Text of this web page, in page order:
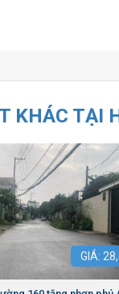
KHÁC TẠI
GIÁ: